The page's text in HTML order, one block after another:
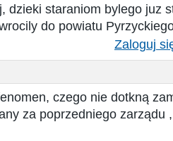
dzieki staraniom bylego juz
do powiatu
Zaloguj
czego nie dotkną
za poprzedniego zarządu